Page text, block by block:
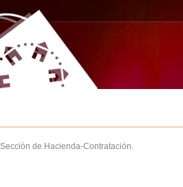
de Hacienda-Contratación.